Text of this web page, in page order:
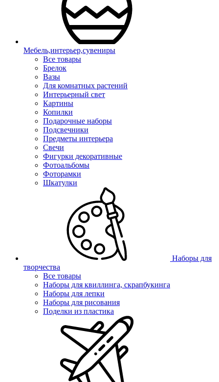
Мебель,интерьер,сувениры
Все товары
Брелок
Вазы
Для комнатных растений
Интерьерный свет
Картины
Копилки
Подарочные наборы
Подсвечники
Предметы интерьера
Свечи
Фигурки декоративные
Фотоальбомы
Фоторамки
Шкатулки
Наборы для
творчества
Все товары
Наборы для квиллинга, скрапбукинга
Наборы для лепки
Наборы для рисования
Поделки из пластика